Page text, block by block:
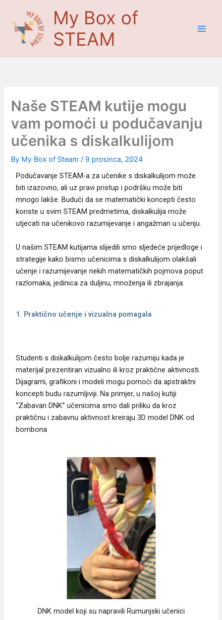
content
My Box of
STEAM
Naše STEAM kutije mogu
vam pomoći u podučavanju
učenika s diskalkulijom
By My Box of Steam/ 9 prosinca, 2024
Podučavanje STEAM-a za učenike s diskalkulijom može
biti izazovno, ali uz pravi pristup i podršku može biti
mnogo lakše. Budući da se matematički koncepti često
koriste u svim STEAM predmetima, diskalkulija može
utjecati na učenikovo razumijevanje i angažman u učenju.
U našim STEAM kutijama slijedili smo sljedeće prijedloge i
strategije kako bismo učenicima s diskalkulijom olakšali
učenje i razumijevanje nekih matematičkih pojmova poput
razlomaka, jedinica za duljinu, množenja ili zbrajanja.
1. Praktično učenje i vizualna pomagala
Studenti s diskalkulijom često bolje razumiju kada je
materijal prezentiran vizualno ili kroz praktične aktivnosti.
Dijagrami, grafikoni i modeli mogu pomoći da apstraktni
koncepti budu razumljiviji. Na primjer, u našoj kutiji
“Zabavan DNK” učenicima smo dali priliku da kroz
praktičnu i zabavnu aktivnost kreiraju 3D model DNK od
bombona
DNK model koji su napravili Rumunjski učenici